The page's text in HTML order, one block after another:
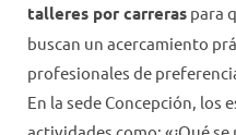
talleres por carreras para
buscan un acercamiento
profesionales de
En la sede Concepción,
actividades como: «¿Qué